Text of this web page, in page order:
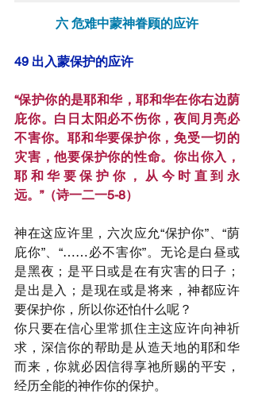
六 危难中蒙神眷顾的应许
49 出入蒙保护的应许
“保护你的是耶和华，耶和华在你右边荫
庇你。白日太阳必不伤你，夜间月亮必
不害你。耶和华要保护你，免受一切的
灾害，他要保护你的性命。你出你入，
耶和华要保护你，从今时直到永
远。”（诗一二一5-8）
神在这应许里，六次应允“保护你”、“荫
庇你”、“……必不害你”。无论是白昼或
是黑夜；是平日或是在有灾害的日子；
是出是入；是现在或是将来，神都应许
要保护你，所以你还怕什么呢？
你只要在信心里常抓住主这应许向神祈
求，深信你的帮助是从造天地的耶和华
而来，你就必因信得享祂所赐的平安，
经历全能的神作你的保护。